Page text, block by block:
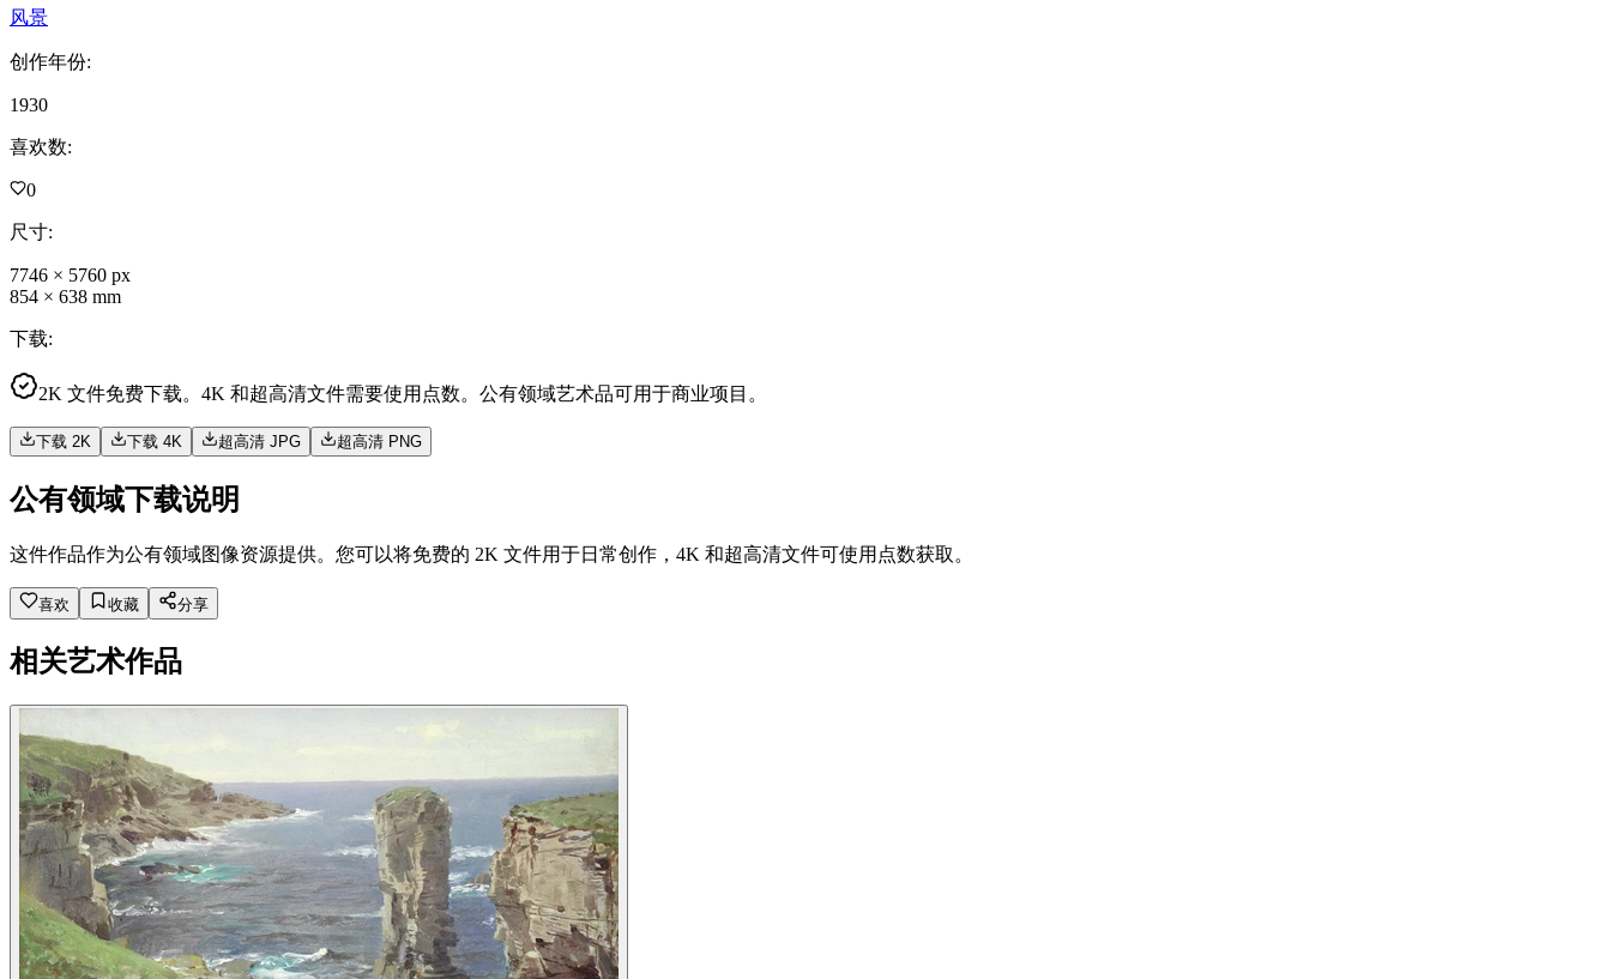
风景
创作年份:
1930
喜欢数:
0
尺寸:
7746 × 5760 px
854 × 638 mm
下载:
2K 文件免费下载。4K 和超高清文件需要使用点数。公有领域艺术品可用于商业项目。
下载 2K 下载 4K 超高清 JPG 超高清 PNG
公有领域下载说明
这件作品作为公有领域图像资源提供。您可以将免费的 2K 文件用于日常创作，4K 和超高清文件可使用点数获取。
喜欢 收藏 分享
相关艺术作品